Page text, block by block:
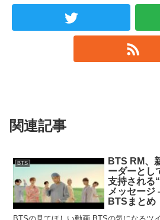
関連記事
BTS
BTS RM、
ーダーとし
支持される
メッセージ
BTSまとめ